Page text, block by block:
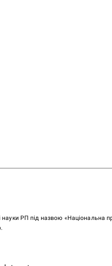
науки РП під назвою «Національна